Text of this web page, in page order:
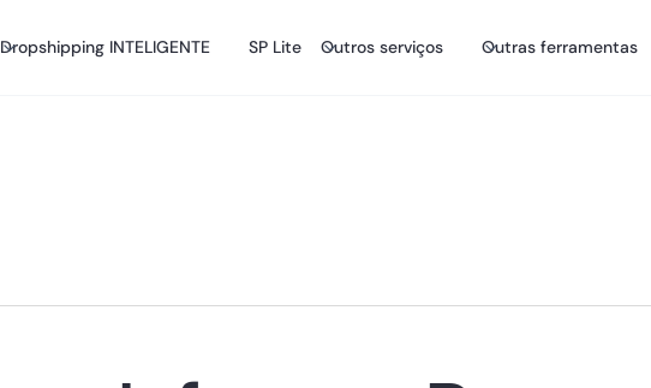
Dropshipping INTELIGENTE SP Lite Outros serviços Outras ferramentas